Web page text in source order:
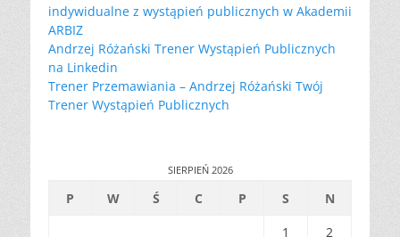
indywidualne z wystąpień publicznych w Akademii
ARBIZ
Andrzej Różański Trener Wystąpień Publicznych
na Linkedin
Trener Przemawiania – Andrzej Różański Twój
Trener Wystąpień Publicznych
SIERPIEŃ 2026
P W Ś C P S
N
1
2